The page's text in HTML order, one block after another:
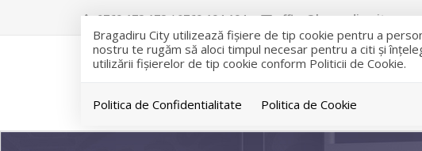
Bragadiru City utilizează fişiere de tip cookie pentru a
nostru te rugăm să aloci timpul necesar pentru a citi și
utilizării fişierelor de tip cookie conform Politicii de Cookie.
Politica de Confidentialitate Politica de Cookie
0769 172 172 / 0769 194 194 office@bragadirucity.ro